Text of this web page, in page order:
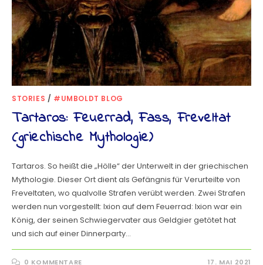
STORIES / #UMBOLDT BLOG
Tartaros: Feuerrad, Fass, Freveltat
(griechische Mythologie)
Tartaros. So heißt die „Hölle“ der Unterwelt in der griechischen
Mythologie. Dieser Ort dient als Gefängnis für Verurteilte von
Freveltaten, wo qualvolle Strafen verübt werden. Zwei Strafen
werden nun vorgestellt: Ixion auf dem Feuerrad: Ixion war ein
König, der seinen Schwiegervater aus Geldgier getötet hat
und sich auf einer Dinnerparty…
0 KOMMENTARE 17. MAI 2021